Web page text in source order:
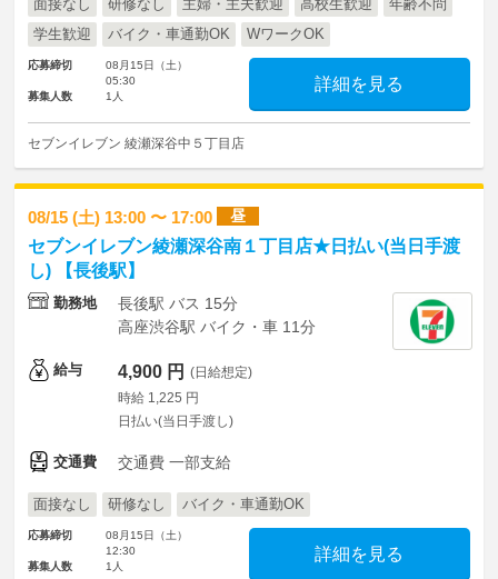
面接なし 研修なし 主婦・主夫歓迎 高校生歓迎
年齢不問
学生歓迎
バイク・車通勤OK WワークOK
応募締切
08月15日（土）
05:30
募集人数
1人
詳細を見る
セブンイレブン 綾瀬深谷中５丁目店
08/15 (土) 13:00 〜 17:00 昼
セブンイレブン綾瀬深谷南１丁目店★日払い(当日手渡
し) 【長後駅】
勤務地
長後駅 バス 15分
高座渋谷駅 バイク・車 11分
給与 4,900 円 (日給想定)
時給 1,225 円
日払い(当日手渡し)
交通費 交通費 一部支給
面接なし 研修なし バイク・車通勤OK
応募締切
08月15日（土）
12:30
募集人数
1人
詳細を見る